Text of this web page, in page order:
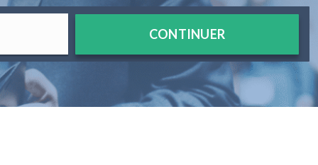
CONTINUER